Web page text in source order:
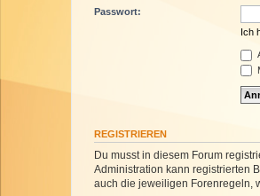
Passwort:
Ich
REGISTRIEREN
Du musst in diesem Forum
Administration kann registrierten
auch die jeweiligen Forenregeln,